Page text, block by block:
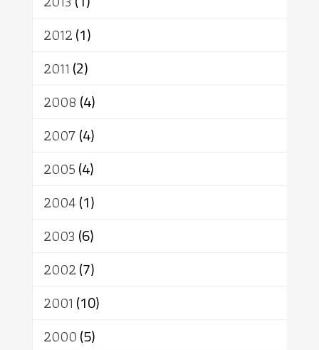
2012(1)
2011 (2)
2008 (4)
2007(4)
2005(4)
2004(1)
2003 (6)
2002(7)
2001 (10)
2000(5)